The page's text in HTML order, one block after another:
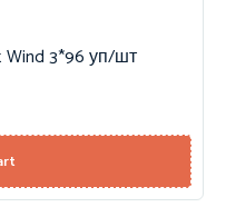
3*96 уп/шт